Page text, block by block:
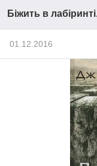
Біжить в
01.12.2016